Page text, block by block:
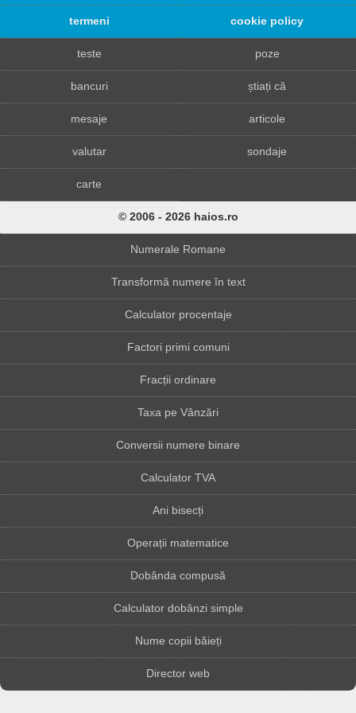
termeni cookie policy
teste poze
bancuri știați că
mesaje articole
valutar sondaje
carte
© 2006 - 2026 haios.ro
Numerale Romane
Transformă numere în text
Calculator procentaje
Factori primi comuni
Fracții ordinare
Taxa pe Vânzări
Conversii numere binare
Calculator TVA
Ani bisecți
Operații matematice
Dobânda compusă
Calculator dobânzi simple
Nume copii băieți
Director web